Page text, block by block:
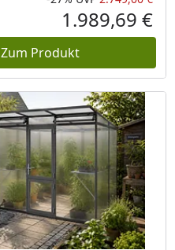
1.989,69 €
Zum Produkt